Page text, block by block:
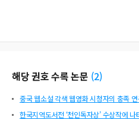
해당 권호 수록 논문 (2)
중국 웹소설 각색 웹영화 시청자의 충족
한국지역도서전 ‘천인독자상’ 수상작에 나